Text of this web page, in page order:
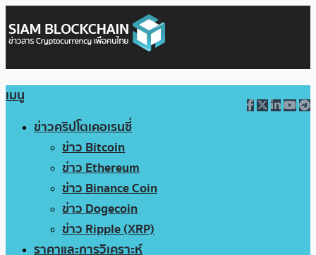
เมนู
ข่าวคริปโตเคอเรนซี่
ข่าว Bitcoin
ข่าว Ethereum
ข่าว Binance Coin
ข่าว Dogecoin
ข่าว Ripple (XRP)
ราคาและการวิเคราะห์